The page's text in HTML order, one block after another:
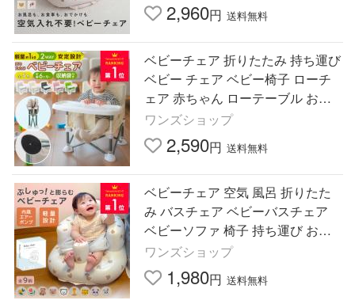
2,960円 送料無料
ベビーチェア 折りたたみ 持ち運び
ベビー チェア ベビー椅子 ローチ
ェア 赤ちゃん ローテーブル おり
たたみ コンパクト 幼児 屋内 屋外
子供 キッズ アウトドア
ワンズショップ
2,590円 送料無料
ベビーチェア 空気 風呂 折りたた
み バスチェア ベビーバスチェア
ベビーソファ 椅子 持ち運び お風
呂 エアー お座り 空気入れ
ワンズショップ
1,980円 送料無料